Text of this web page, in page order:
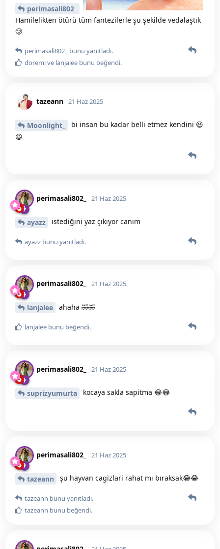
perimasali802_
Hamilelikten ötürü tüm fantezilerle şu şekilde vedalaştık
🥲
perimasali802_ bunu yanıtladı.
doremive lanjalee bunu beğendi.
tazeann 21 Haz 2025
Moonlight_
bi insan bu kadar belli etmez kendini 😆
😆
perimasali802_ 21 Haz 2025
ayazz istediğini yaz çıkıyor canım
ayazz bunu yanıtladı.
perimasali802_ 21 Haz 2025
lanjalee ahaha 🤣🤣
lanjalee bunu beğendi.
perimasali802_ 21 Haz 2025
suprizyumurta kocaya sakla sapitma 😂😂
perimasali802_ 21 Haz 2025
tazeann şu hayvan cagizlari rahat mı bıraksak😂😂
tazeann bunu yanıtladı.
tazeann bunu beğendi.